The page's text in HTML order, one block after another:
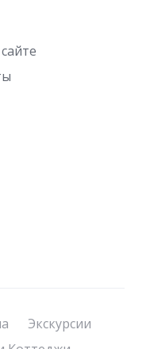
Экскурсии